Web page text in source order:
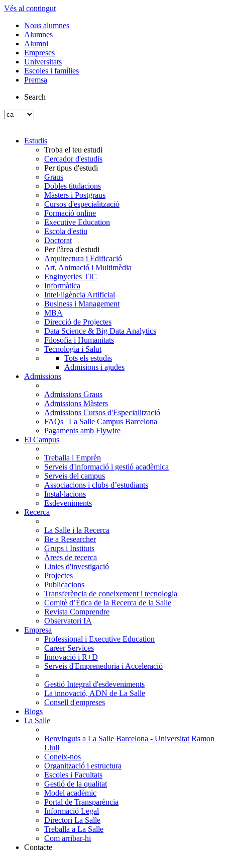
Vés al contingut
Nous alumnes
Alumnes
Alumni
Empreses
Universitats
Escoles i famílies
Premsa
Search
Estudis
Troba el teu estudi
Cercador d'estudis
Per tipus d'estudi
Graus
Dobles titulacions
Màsters i Postgraus
Cursos d'especialització
Formació online
Executive Education
Escola d'estiu
Doctorat
Per l'àrea d'estudi
Arquitectura i Edificació
Art, Animació i Multimèdia
Enginyeries TIC
Informàtica
Intel·ligència Artificial
Business i Management
MBA
Direcció de Projectes
Data Science & Big Data Analytics
Filosofia i Humanitats
Tecnologia i Salut
Tots els estudis
Admisions i ajudes
Admissions
Admissions Graus
Admissions Màsters
Admissions Cursos d'Especialització
FAQs | La Salle Campus Barcelona
Pagaments amb Flywire
El Campus
Treballa i Emprèn
Serveis d'informació i gestió acadèmica
Serveis del campus
Associacions i clubs d’estudiants
Instal·lacions
Esdeveniments
Recerca
La Salle i la Recerca
Be a Researcher
Grups i Instituts
Àrees de recerca
Linies d'investigació
Projectes
Publicacions
Transferència de coneixement i tecnologia
Comitè d’Ètica de la Recerca de la Salle
Revista Comprendre
Observatori IA
Empresa
Professional i Executive Education
Career Services
Innovació i R+D
Serveis d'Emprenedoria i Acceleració
Gestió Integral d'esdeveniments
La innovació, ADN de La Salle
Consell d'empreses
Blogs
La Salle
Benvinguts a La Salle Barcelona - Universitat Ramon
Llull
Coneix-nos
Organització i estructura
Escoles i Facultats
Gestió de la qualitat
Model acadèmic
Portal de Transparència
Informació Legal
Directori La Salle
Treballa a La Salle
Com arribar-hi
Contacte